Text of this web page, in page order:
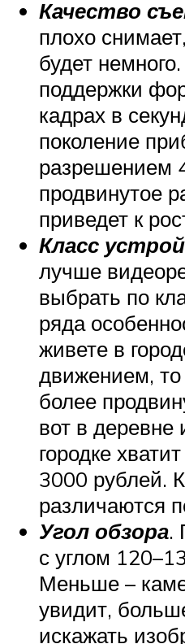
Качество
плохо
будет
поддержки
кадрах в
поколение
разрешением
продвинутое
приведет к
Класс
лучше
выбрать по
ряда
живете в
движением,
более
вот в
городке
3000 рублей.
различаются
Угол обзора.
с углом
Меньше –
увидит,
искажать